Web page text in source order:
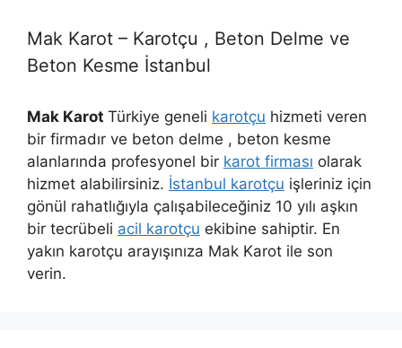
Mak Karot – Karotçu , Beton Delme ve
Beton Kesme İstanbul
Mak Karot Türkiye geneli karotçu hizmeti veren
bir firmadır ve beton delme , beton kesme
alanlarında profesyonel bir karot firması olarak
hizmet alabilirsiniz. İstanbul karotçu işleriniz için
gönül rahatlığıyla çalışabileceğiniz 10 yılı aşkın
bir tecrübeli acil karotçu ekibine sahiptir. En
yakın karotçu arayışınıza Mak Karot ile son
verin.